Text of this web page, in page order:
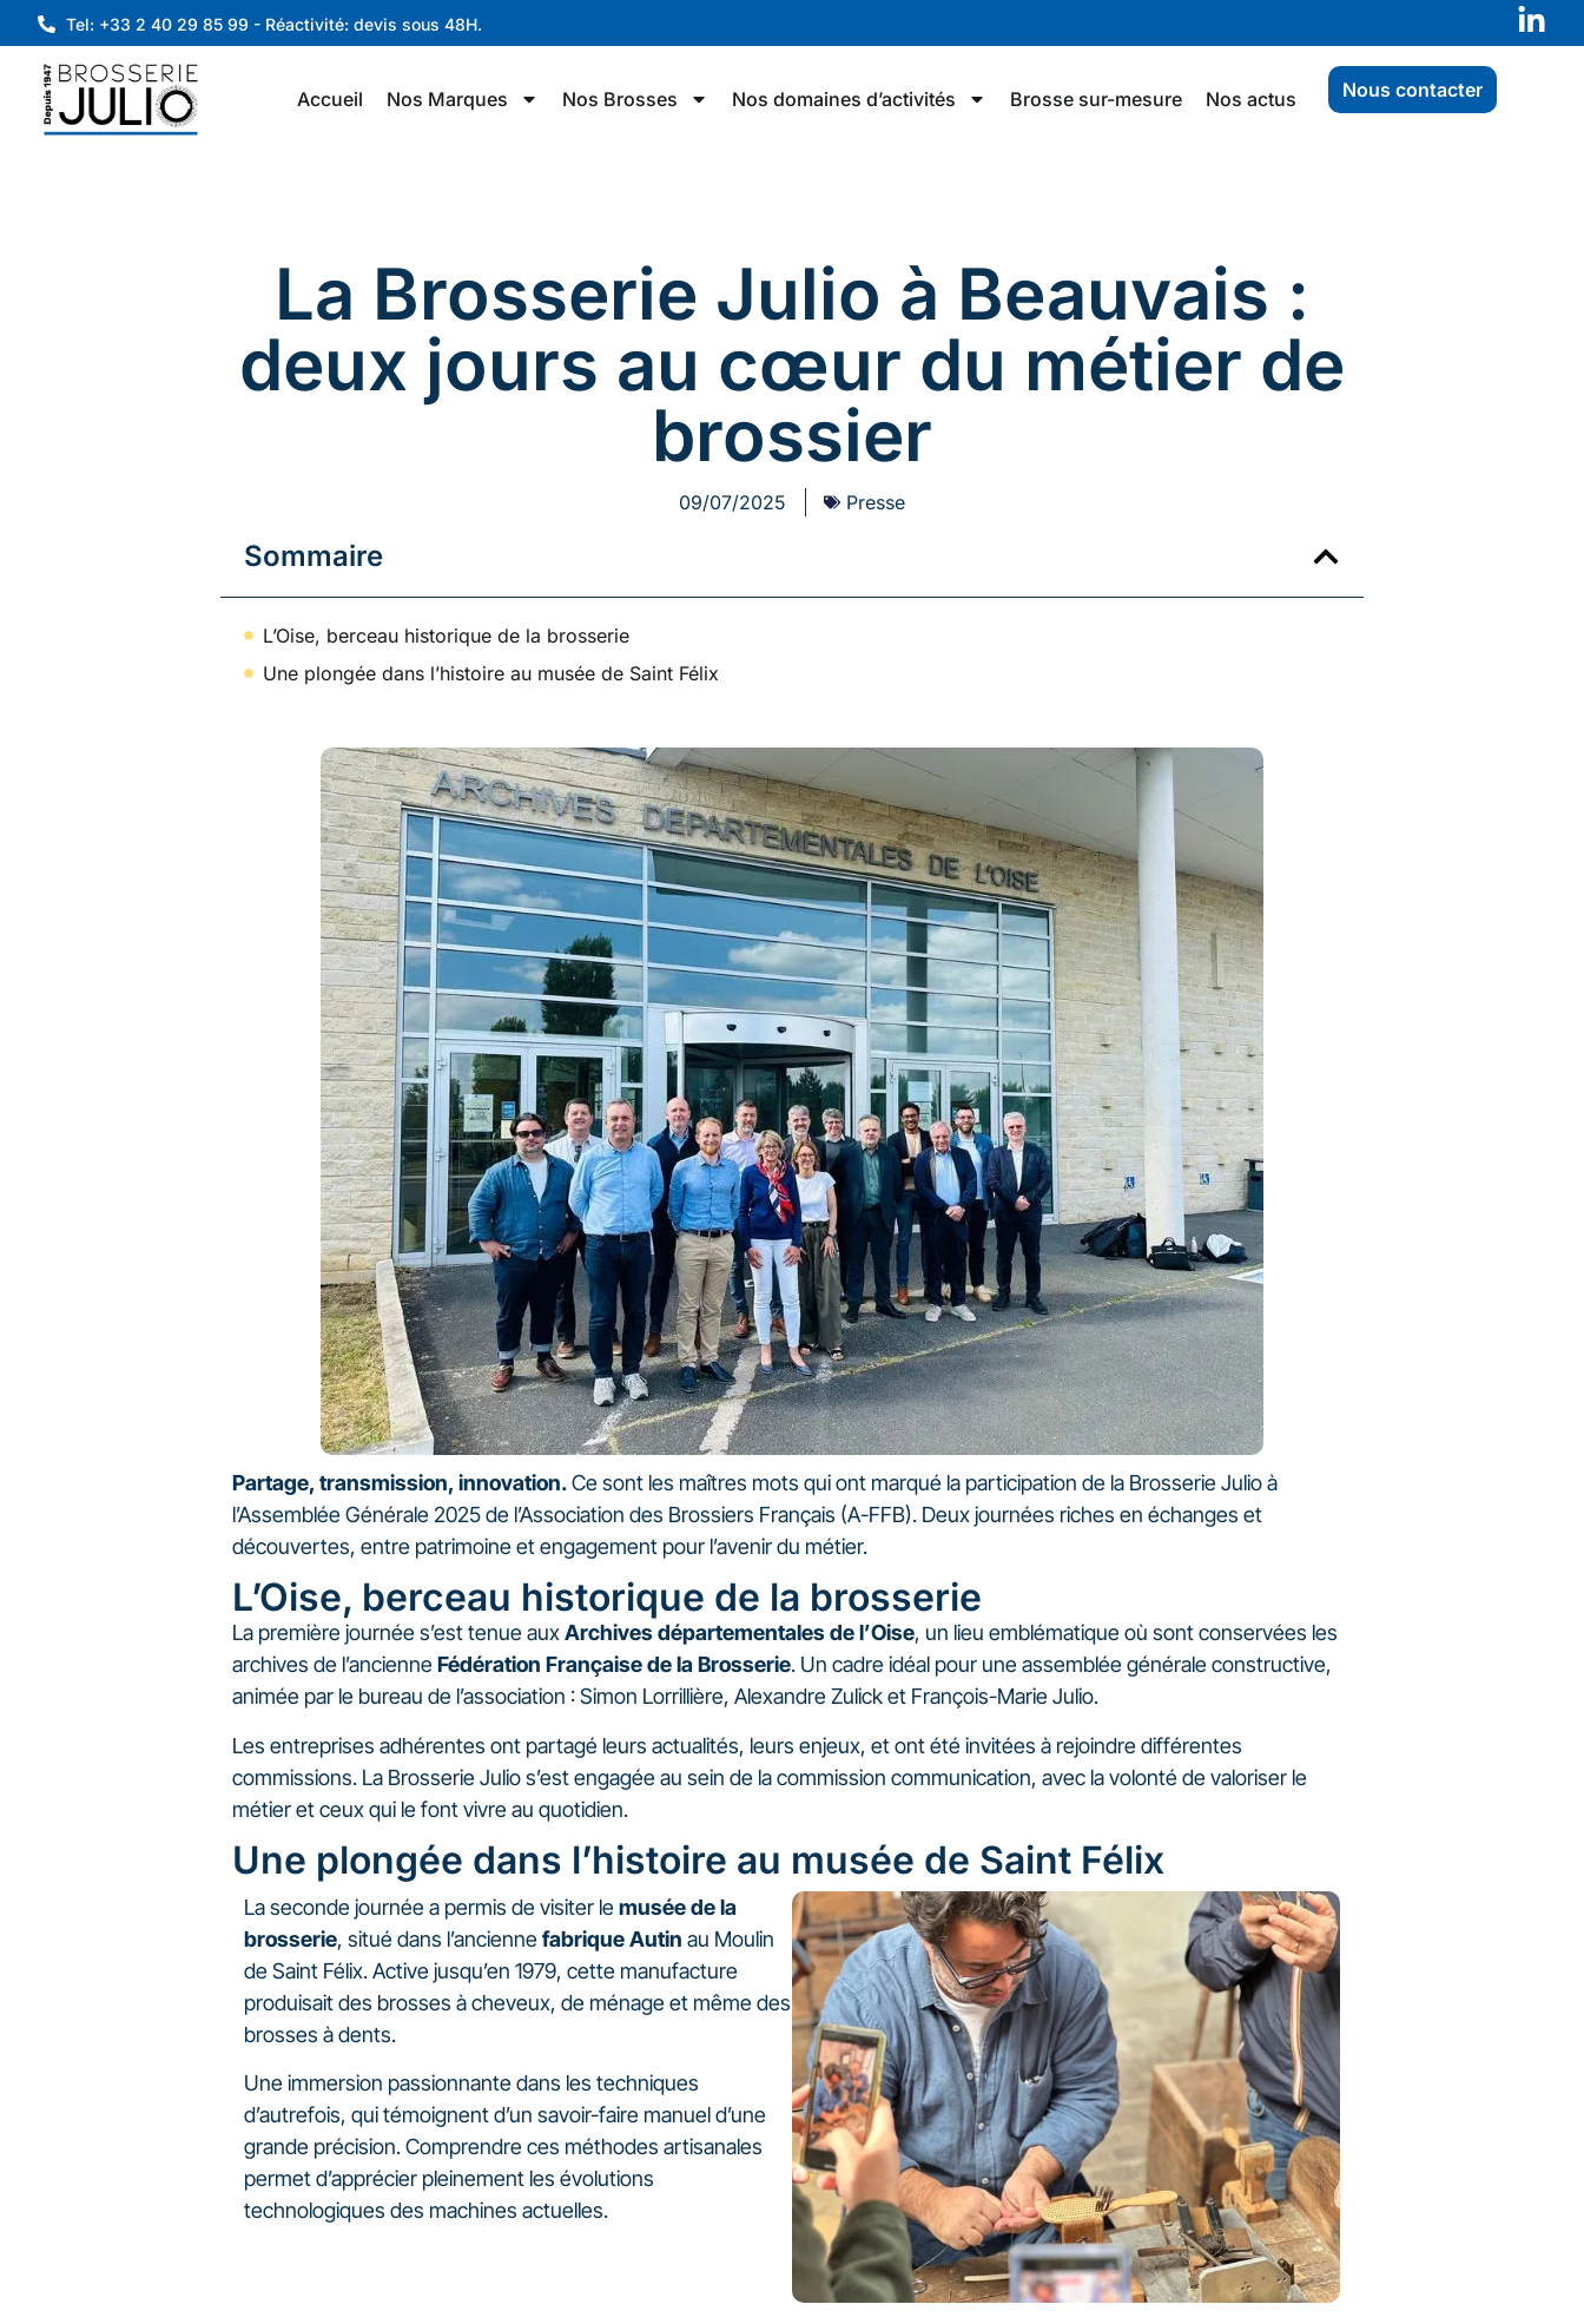
Tel: +33 2 40 29 85 99 - Réactivité: devis sous 48H.
Accueil Nos Marques Nos Brosses Nos domaines d’activités Brosse sur-mesure Nos actus Nous contacter
La Brosserie Julio à Beauvais :
deux jours au cœur du métier de
brossier
09/07/2025 Presse
Sommaire
L’Oise, berceau historique de la brosserie
Une plongée dans l’histoire au musée de Saint Félix
Partage, transmission, innovation.Ce sont les maîtres mots qui ont marqué la participation de la Brosserie Julio à
l’Assemblée Générale 2025 de l’Association des Brossiers Français (A-FFB). Deux journées riches en échanges et
découvertes, entre patrimoine et engagement pour l’avenir du métier.
L’Oise, berceau historique de la brosserie
La première journée s’est tenue auxArchives départementales de l’Oise, un lieu emblématique où sont conservées les
archives de l’ancienneFédération Française de la Brosserie. Un cadre idéal pour une assemblée générale constructive,
animée par le bureau de l’association : Simon Lorrillière, Alexandre Zulick et François-Marie Julio.
Les entreprises adhérentes ont partagé leurs actualités, leurs enjeux, et ont été invitées à rejoindre différentes
commissions. La Brosserie Julio s’est engagée au sein de la commission communication, avec la volonté de valoriser le
métier et ceux qui le font vivre au quotidien.
Une plongée dans l’histoire au musée de Saint Félix
La seconde journée a permis de visiter lemusée de la
brosserie, situé dans l’anciennefabrique Autin au Moulin
de Saint Félix. Active jusqu’en 1979, cette manufacture
produisait des brosses à cheveux, de ménage et même des
brosses à dents.
Une immersion passionnante dans les techniques
d’autrefois, qui témoignent d’un savoir-faire manuel d’une
grande précision. Comprendre ces méthodes artisanales
permet d’apprécier pleinement les évolutions
technologiques des machines actuelles.